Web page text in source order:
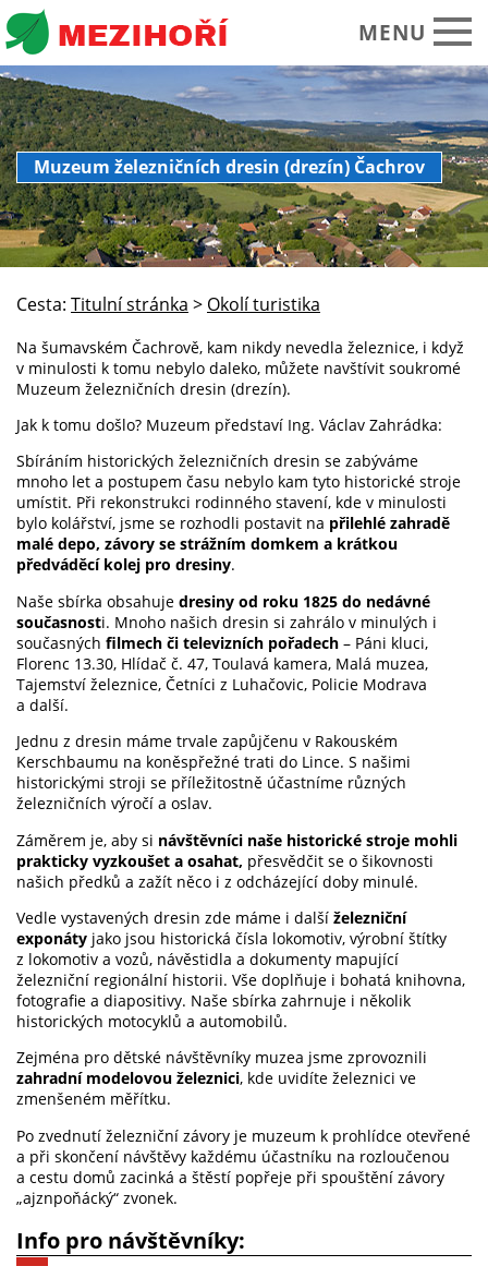
MENU
Obecní úřad
O obci Mezihoří
Historie Památky
Spolky sdružení
Okolí turistika
Kalendář akcí
Praktické informace
Muzeum železničních dresin (drezín) Čachrov
Cesta: Titulní stránka > Okolí turistika
Na šumavském Čachrově, kam nikdy nevedla železnice, i když
v minulosti k tomu nebylo daleko, můžete navštívit soukromé
Muzeum železničních dresin (drezín).
Jak k tomu došlo? Muzeum představí Ing. Václav Zahrádka:
Sbíráním historických železničních dresin se zabýváme
mnoho let a postupem času nebylo kam tyto historické stroje
umístit. Při rekonstrukci rodinného stavení, kde v minulosti
bylo kolářství, jsme se rozhodli postavit na přilehlé zahradě
malé depo, závory se strážním domkem a krátkou
předváděcí kolej pro dresiny.
Naše sbírka obsahuje dresiny od roku 1825 do nedávné
současnosti. Mnoho našich dresin si zahrálo v minulých i
současných filmech či televizních pořadech – Páni kluci,
Florenc 13.30, Hlídač č. 47, Toulavá kamera, Malá muzea,
Tajemství železnice, Četníci z Luhačovic, Policie Modrava
a další.
Jednu z dresin máme trvale zapůjčenu v Rakouském
Kerschbaumu na koněspřežné trati do Lince. S našimi
historickými stroji se příležitostně účastníme různých
železničních výročí a oslav.
Záměrem je, aby si návštěvníci naše historické stroje mohli
prakticky vyzkoušet a osahat, přesvědčit se o šikovnosti
našich předků a zažít něco i z odcházející doby minulé.
Vedle vystavených dresin zde máme i další železniční
exponáty jako jsou historická čísla lokomotiv, výrobní štítky
z lokomotiv a vozů, návěstidla a dokumenty mapující
železniční regionální historii. Vše doplňuje i bohatá knihovna,
fotografie a diapositivy. Naše sbírka zahrnuje i několik
historických motocyklů a automobilů.
Zejména pro dětské návštěvníky muzea jsme zprovoznili
zahradní modelovou železnici, kde uvidíte železnici ve
zmenšeném měřítku.
Po zvednutí železniční závory je muzeum k prohlídce otevřené
a při skončení návštěvy každému účastníku na rozloučenou
a cestu domů zacinká a štěstí popřeje při spouštění závory
„ajznpoňácký“ zvonek.
Info pro návštěvníky: